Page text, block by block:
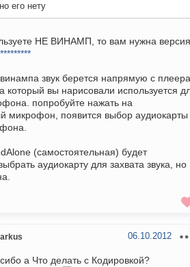
его нету
НЕ ВИНАМП, то вам нужна версия
звук берется напрямую с
который вы нарисовали используется
попробуйте нажать на
микрофон, появится выбор аудиокарты
(самостоятельная) будет
аудиокарту для захвата звука, но
06.10.2012
а Что делать с Кодировкой?